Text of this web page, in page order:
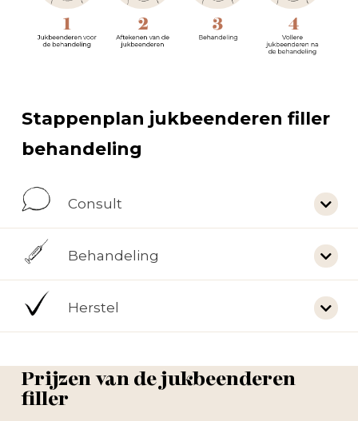
Stappenplan jukbeenderen filler
behandeling
Consult
Behandeling
Herstel
Prijzen van de jukbeenderen
filler